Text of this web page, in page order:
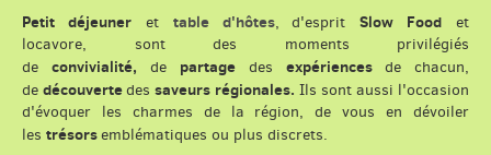
Petit déjeuneret table d'hôtes, d'espritSlow Food et
locavore, sont des moments privilégiés
deconvivialité, de partage des expériences de chacun,
dedécouvertedessaveurs régionales. Ils sont aussi l'occasion
d'évoquer les charmes de la région, de vous en dévoiler
les trésorsemblématiques ou plus discrets.